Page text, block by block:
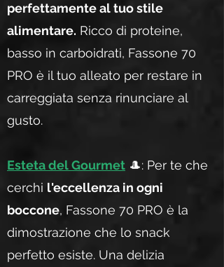
perfettamente al tuo stile
alimentare. Ricco di proteine,
basso in carboidrati, Fassone 70
PRO è il tuo alleato per restare in
carreggiata senza rinunciare al
gusto.
Esteta del Gourmet 🎩: Per te che
cerchi l'eccellenza in ogni
boccone, Fassone 70 PRO è la
dimostrazione che lo snack
perfetto esiste. Una delizia